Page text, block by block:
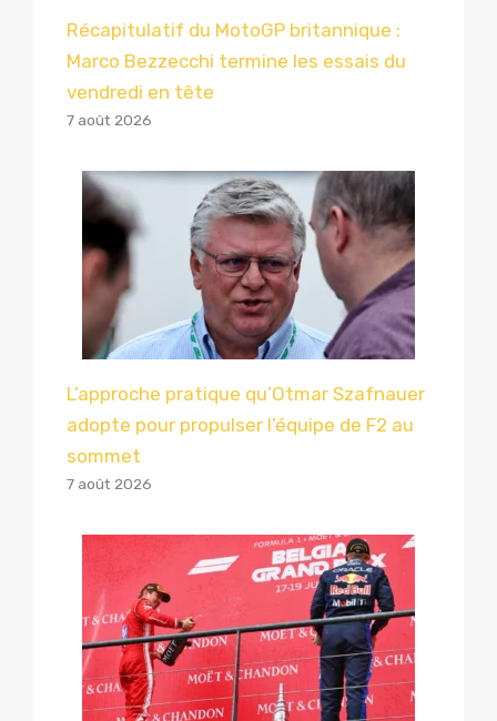
Récapitulatif du MotoGP britannique :
Marco Bezzecchi termine les essais du
vendredi en tête
7 août 2026
L’approche pratique qu’Otmar Szafnauer
adopte pour propulser l’équipe de F2 au
sommet
7 août 2026